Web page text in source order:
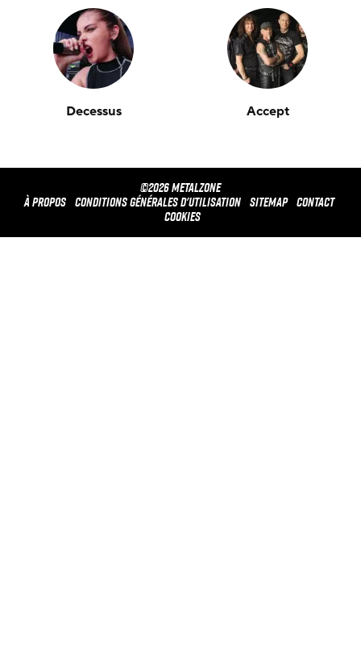
Decessus Accept
©2026 METALZONE
À propos Conditions générales d'utilisation Sitemap Contact
Cookies